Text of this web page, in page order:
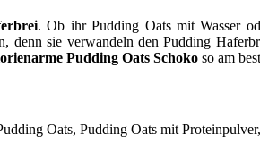
. Ob ihr Pudding Oats mit Wasser
denn sie verwandeln den Pudding
Pudding Oats Schoko so am